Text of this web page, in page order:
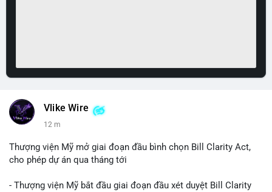
Vlike Wire
12 m
Thượng viện Mỹ mở giai đoạn đầu bình chọn Bill Clarity Act,
cho phép dự án qua tháng tới
- Thượng viện Mỹ bắt đầu giai đoạn đầu xét duyệt Bill Clarity